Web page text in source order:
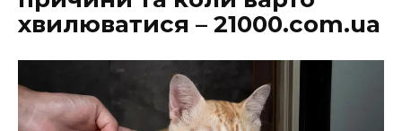
хвилюватися – 21000.com.ua